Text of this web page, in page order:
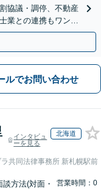
協議・調停、不動産
業との連携もワンス
ルでお問い合わせ
インタビュ
ーを見る
北海道
共同法律事務所 新札幌駅前
談方法(対面・
営業時間：0